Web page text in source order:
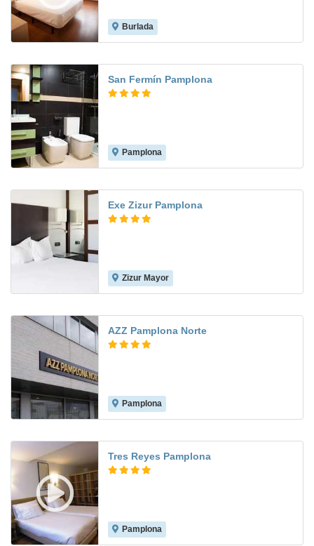
Burlada
San Fermín Pamplona
Pamplona
Exe Zizur Pamplona
Zizur Mayor
AZZ Pamplona Norte
Pamplona
Tres Reyes Pamplona
Pamplona